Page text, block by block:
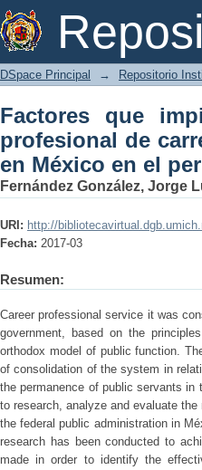
Factores que
administración
al 2015
DSpace Principal → Repositorio
Factores que
profesional de
en México en el
Fernández González, Jorge
URI: http://
Fecha: 2017-03
Resumen:
Career professional service it was
government, based on the
orthodox model of public function.
of consolidation of the system in
the permanence of public servants
to research, analyze and evaluate
the federal public administration in
research has been conducted to
made in order to identify the